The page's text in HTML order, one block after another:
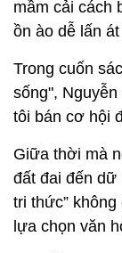
mầm cải cách
ồn ào dễ lấn
Trong cuốn
sống",
tôi bán cơ hội
Giữa thời mà
đất đai đến dữ
tri thức”
lựa chọn văn